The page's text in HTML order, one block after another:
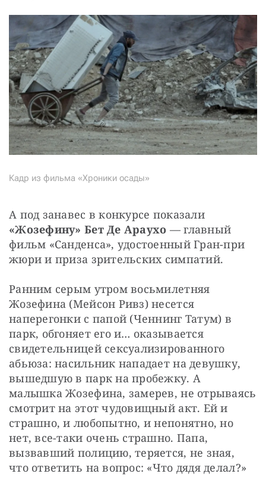
Кадр из фильма «Хроники осады»
А под занавес в конкурсе показали
«Жозефину» Бет Де Араухо — главный
фильм «Санденса», удостоенный Гран-при
жюри и приза зрительских симпатий.
Ранним серым утром восьмилетняя
Жозефина (Мейсон Ривз) несется
наперегонки с папой (Ченнинг Татум) в
парк, обгоняет его и… оказывается
свидетельницей сексуализированного
абьюза: насильник нападает на девушку,
вышедшую в парк на пробежку. А
малышка Жозефина, замерев, не отрываясь
смотрит на этот чудовищный акт. Ей и
страшно, и любопытно, и непонятно, но
нет, все-таки очень страшно. Папа,
вызвавший полицию, теряется, не зная,
что ответить на вопрос: «Что дядя делал?»